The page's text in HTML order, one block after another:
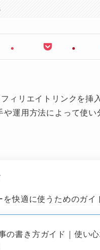
ィリエイトリンクを挿
運用方法によって使い
快適に使うためのガイ
の書き方ガイド｜使い